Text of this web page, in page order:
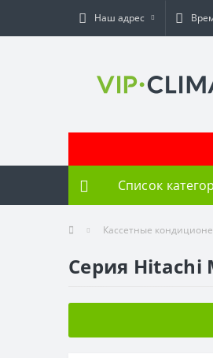
Наш адрес
Список
Кассетные
Серия Hitachi